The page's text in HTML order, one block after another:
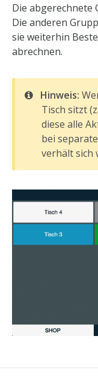
Die abgerechnete
Die anderen
sie weiterhin
abrechnen.
Hinweis:
Tisch sitzt
diese alle
bei
verhält sich